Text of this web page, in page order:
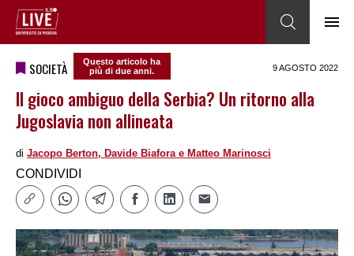
SOCIETÀ
Questo articolo ha
più di due anni.
9 AGOSTO 2022
Il gioco ambiguo della Serbia? Un ritorno alla
Jugoslavia non allineata
di Jacopo Berton, Davide Biafora e Matteo Marinosci
CONDIVIDI